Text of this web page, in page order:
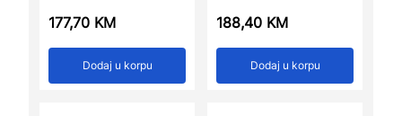
177,70 KM
Dodaj u korpu
188,40 KM
Dodaj u korpu